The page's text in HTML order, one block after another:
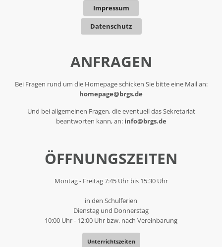
Impressum
Datenschutz
ANFRAGEN
Bei Fragen rund um die Homepage schicken Sie bitte eine Mail an:
homepage@brgs.de
Und bei allgemeinen Fragen, die eventuell das Sekretariat
beantworten kann, an: info@brgs.de
ÖFFNUNGSZEITEN
Montag - Freitag 7:45 Uhr bis 15:30 Uhr
in den Schulferien
Dienstag und Donnerstag
10:00 Uhr - 12:00 Uhr bzw. nach Vereinbarung
Unterrichtszeiten